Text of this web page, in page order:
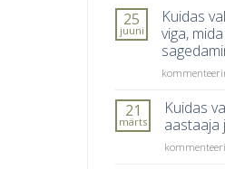
25
juuni
Kuidas
viga,
Kuidas
madratsit?
viga,
mida
21
märts
Kuidas
aastaaja
Kuidas